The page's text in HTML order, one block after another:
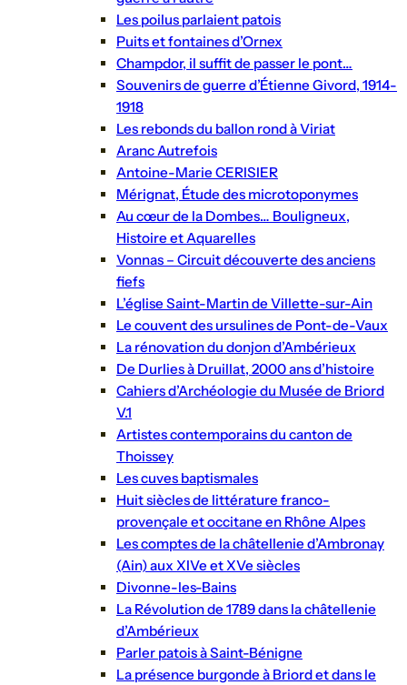
Les poilus parlaient patois
Puits et fontaines d’Ornex
Champdor, il suffit de passer le pont…
Souvenirs de guerre d’Étienne Givord, 1914-
1918
Les rebonds du ballon rond à Viriat
Aranc Autrefois
Antoine-Marie CERISIER
Mérignat, Étude des microtoponymes
Au cœur de la Dombes… Bouligneux,
Histoire et Aquarelles
Vonnas – Circuit découverte des anciens
fiefs
L’église Saint-Martin de Villette-sur-Ain
Le couvent des ursulines de Pont-de-Vaux
La rénovation du donjon d’Ambérieux
De Durlies à Druillat, 2000 ans d’histoire
Cahiers d’Archéologie du Musée de Briord
V.1
Artistes contemporains du canton de
Thoissey
Les cuves baptismales
Huit siècles de littérature franco-
provençale et occitane en Rhône Alpes
Les comptes de la châtellenie d’Ambronay
(Ain) aux XIVe et XVe siècles
Divonne-les-Bains
La Révolution de 1789 dans la châtellenie
d’Ambérieux
Parler patois à Saint-Bénigne
La présence burgonde à Briord et dans le